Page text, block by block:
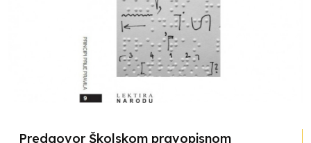
Predgovor Školskom pravopisnom